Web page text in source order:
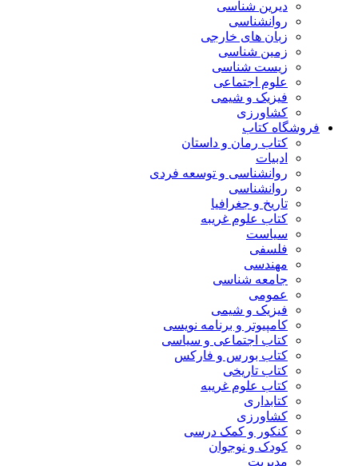
دیرین شناسی
روانشناسی
زبان های خارجی
زمین شناسی
زیست شناسی
علوم اجتماعی
فیزیک و شیمی
کشاورزی
فروشگاه کتاب
کتاب رمان و داستان
ادبیات
روانشناسی و توسعه فردی
روانشناسی
تاریخ و جغرافیا
کتاب علوم غریبه
سیاست
فلسفی
مهندسی
جامعه شناسی
عمومی
فیزیک و شیمی
کامپیوتر و برنامه نویسی
کتاب اجتماعی و سیاسی
کتاب بورس و فارکس
کتاب تاریخی
کتاب علوم غریبه
کتابداری
کشاورزی
کنکور و کمک‌ درسی
کودک و نوجوان
مدیریت